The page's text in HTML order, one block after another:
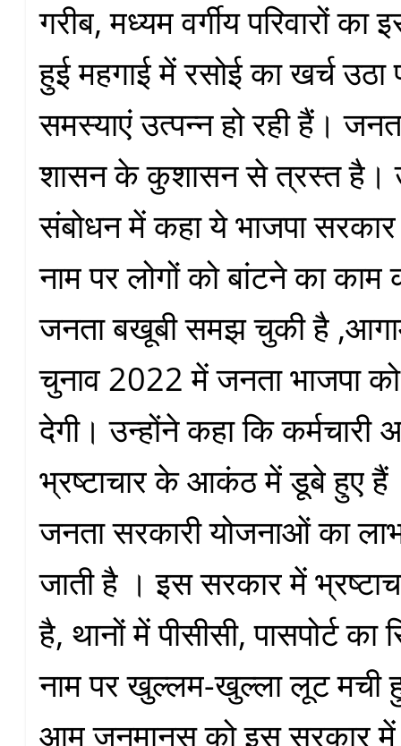
गरीब, मध्यम वर्गीय परिवारों का
हुई महगाई में रसोई का खर्च उठा
समस्याएं उत्पन्न हो रही हैं।
शासन के कुशासन से त्रस्त है।
संबोधन में कहा ये भाजपा सरकार
नाम पर लोगों को बांटने का
जनता बखूबी समझ चुकी है
चुनाव 2022 में जनता भाजपा
देगी। उन्होंने कहा कि कर्मचारी
भ्रष्टाचार के आकंठ में डूबे हुए
जनता सरकारी योजनाओं का
जाती है । इस सरकार में
है, थानों में पीसीसी, पासपोर्ट का
नाम पर खुल्लम-खुल्ला लूट मची
आम जनमानस को इस सरकार में